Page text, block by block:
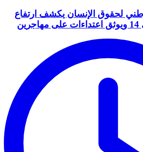
لحقوق الإنسان يكشف ارتفاع